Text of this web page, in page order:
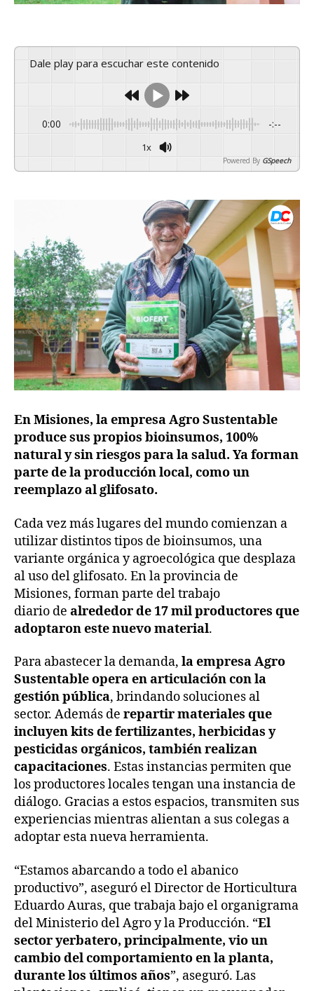
Dale play para escuchar este contenido
0:00 -:--
1x
Powered By GSpeech
En Misiones, la empresa Agro Sustentable
produce sus propios bioinsumos, 100%
natural y sin riesgos para la salud. Ya forman
parte de la producción local, como un
reemplazo al glifosato.
Cada vez más lugares del mundo comienzan a
utilizar distintos tipos de bioinsumos, una
variante orgánica y agroecológica que desplaza
al uso del glifosato. En la provincia de
Misiones, forman parte del trabajo
diario de alrededor de 17 mil productores que
adoptaron este nuevo material.
Para abastecer la demanda, la empresa Agro
Sustentable opera en articulación con la
gestión pública, brindando soluciones al
sector. Además de repartir materiales que
incluyen kits de fertilizantes, herbicidas y
pesticidas orgánicos, también realizan
capacitaciones. Estas instancias permiten que
los productores locales tengan una instancia de
diálogo. Gracias a estos espacios, transmiten sus
experiencias mientras alientan a sus colegas a
adoptar esta nueva herramienta.
“Estamos abarcando a todo el abanico
productivo”, aseguró el Director de Horticultura
Eduardo Auras, que trabaja bajo el organigrama
del Ministerio del Agro y la Producción. “El
sector yerbatero, principalmente, vio un
cambio del comportamiento en la planta,
durante los últimos años”, aseguró. Las